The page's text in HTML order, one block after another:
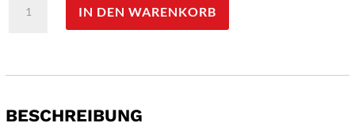
Handgebrauch
IN DEN WARENKORB
BESCHREIBUNG